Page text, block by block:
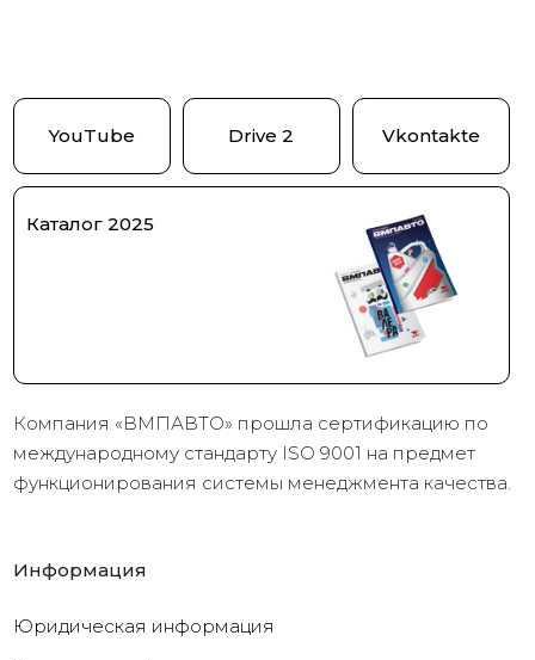
YouTube Drive 2 Vkontakte
Каталог 2025
Компания «ВМПАВТО» прошла сертификацию по
международному стандарту ISO 9001 на предмет
функционирования системы менеджмента качества.
Информация
Юридическая информация